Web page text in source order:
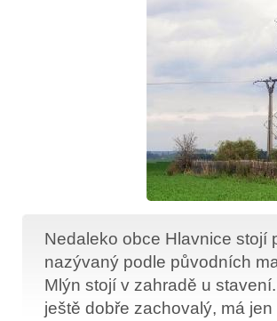
Nedaleko obce Hlavnice stojí
nazývaný podle původních
Mlýn stojí v zahradě u
ještě dobře zachovalý, má